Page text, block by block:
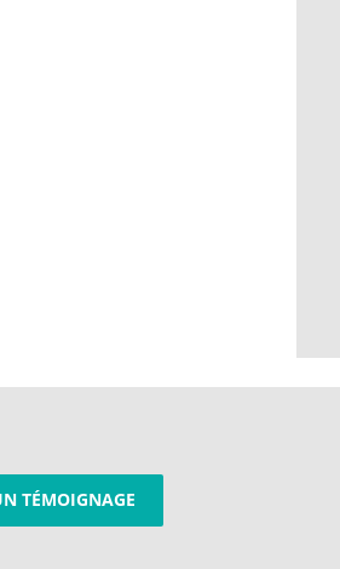
TÉMOIGNAGE